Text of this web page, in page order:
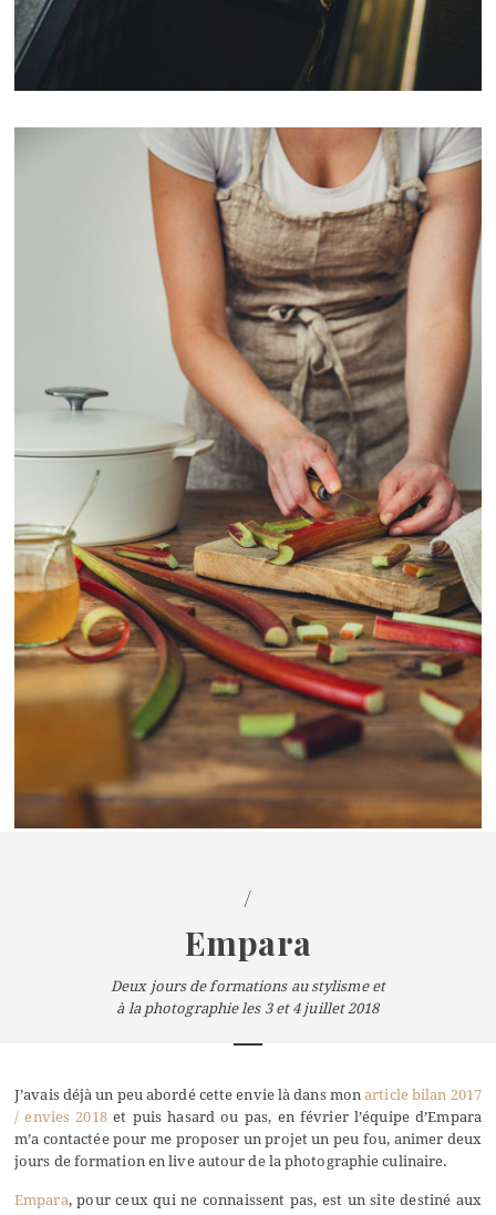
/
Empara
Deux jours de formations au stylisme et
à la photographie les 3 et 4 juillet 2018
J’avais déjà un peu abordé cette envie là dans monarticle bilan 2017
/ envies 2018et puis hasard ou pas, en février l’équipe d’Empara
m’a contactée pour me proposer un projet un peu fou, animer deux
jours de formation en live autour de la photographie culinaire.
Empara, pour ceux qui ne connaissent pas, est un site destiné aux